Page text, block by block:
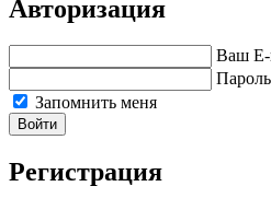
Авторизация
Ваш E-
Пароль
Запомнить меня
Войти
Регистрация